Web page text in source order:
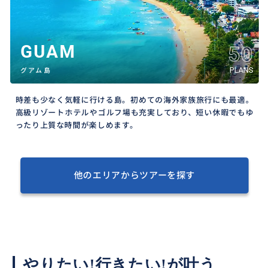
GUAM
グアム島
50
PLANS
時差も少なく気軽に行ける島。初めての海外家族旅行にも最適。
高級リゾートホテルやゴルフ場も充実しており、短い休暇でもゆ
ったり上質な時間が楽しめます。
他のエリアからツアーを探す